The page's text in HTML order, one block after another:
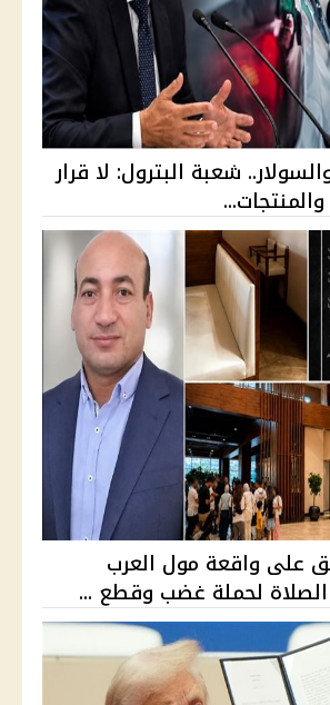
شعبة البترول: لا قرار
على واقعة مول العرب
لحملة غضب وقطع ...